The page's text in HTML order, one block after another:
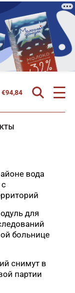
€94,84
вода
для
больнице
снимут в
партии